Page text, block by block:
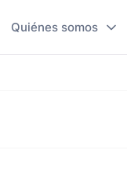
Quiénes somos